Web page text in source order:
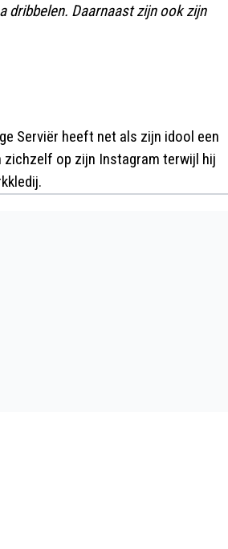
dribbelen. Daarnaast zijn ook zijn
Serviër heeft net als zijn idool een
op zijn Instagram terwijl hij